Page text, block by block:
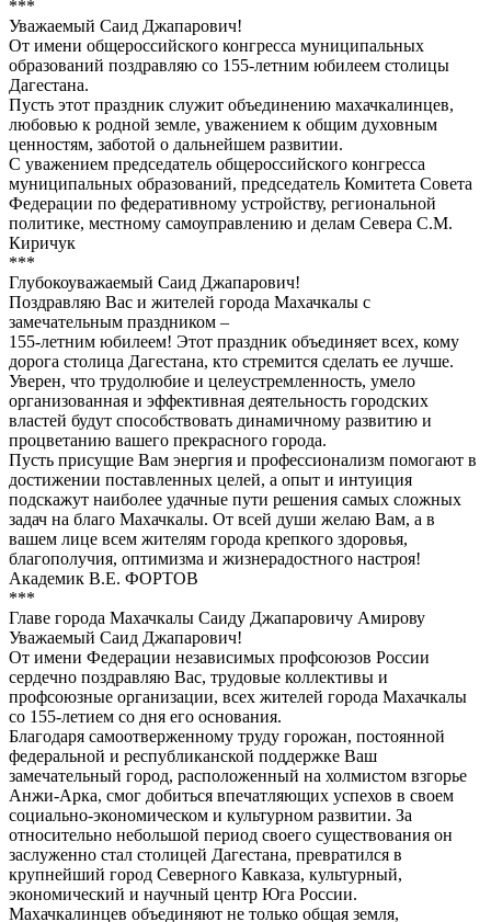
***
Уважаемый Саид Джапарович!
От имени общероссийского конгресса муниципальных
образований поздравляю со 155-летним юбилеем столицы
Дагестана.
Пусть этот праздник служит объединению махачкалинцев,
любовью к родной земле, уважением к общим духовным
ценностям, заботой о дальнейшем развитии.
С уважением председатель общероссийского конгресса
муниципальных образований, председатель Комитета Совета
Федерации по федеративному устройству, региональной
политике, местному самоуправлению и делам Севера С.М.
Киричук
***
Глубокоуважаемый Саид Джапарович!
Поздравляю Вас и жителей города Махачкалы с
замечательным праздником –
155-летним юбилеем! Этот праздник объединяет всех, кому
дорога столица Дагестана, кто стремится сделать ее лучше.
Уверен, что трудолюбие и целеустремленность, умело
организованная и эффективная деятельность городских
властей будут способствовать динамичному развитию и
процветанию вашего прекрасного города.
Пусть присущие Вам энергия и профессионализм помогают в
достижении поставленных целей, а опыт и интуиция
подскажут наиболее удачные пути решения самых сложных
задач на благо Махачкалы. От всей души желаю Вам, а в
вашем лице всем жителям города крепкого здоровья,
благополучия, оптимизма и жизнерадостного настроя!
Академик В.Е. ФОРТОВ
***
Главе города Махачкалы Саиду Джапаровичу Амирову
Уважаемый Саид Джапарович!
От имени Федерации независимых профсоюзов России
сердечно поздравляю Вас, трудовые коллективы и
профсоюзные организации, всех жителей города Махачкалы
со 155-летием со дня его основания.
Благодаря самоотверженному труду горожан, постоянной
федеральной и республиканской поддержке Ваш
замечательный город, расположенный на холмистом взгорье
Анжи-Арка, смог добиться впечатляющих успехов в своем
социально-экономическом и культурном развитии. За
относительно небольшой период своего существования он
заслуженно стал столицей Дагестана, превратился в
крупнейший город Северного Кавказа, культурный,
экономический и научный центр Юга России.
Махачкалинцев объединяют не только общая земля,